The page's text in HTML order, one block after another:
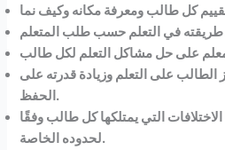
على التعلم وزيادة قدرته على
الحفظ.
التي يمتلكها كل طالب وفقًا
لحدوده الخاصة.